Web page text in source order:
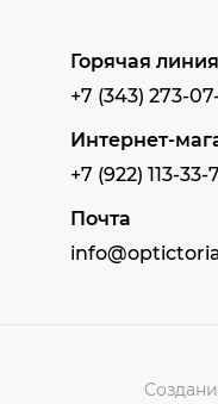
Горячая линия
+7 (343) 273-
Интернет-
+7 (922) 113-33-
Почта